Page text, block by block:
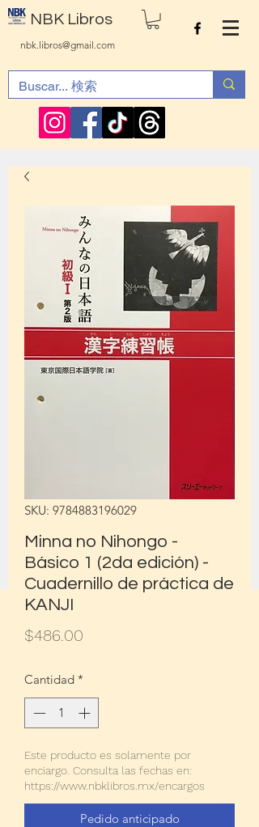
NBK Libros
nbk.libros@gmail.com
SKU: 9784883196029
Minna no Nihongo -
Básico 1 (2da edición) -
Cuadernillo de práctica de
KANJI
$486.00
Cantidad *
Este producto es solamente por
enciargo. Consulta las fechas en:
https://www.nbklibros.mx/encargos
Pedido anticipado